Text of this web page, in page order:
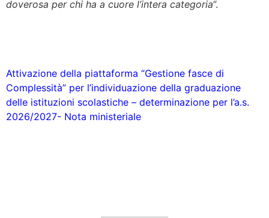
doverosa per chi ha a cuore l’intera categoria”.
Attivazione della piattaforma “Gestione fasce di
Complessità” per l’individuazione della graduazione
delle istituzioni scolastiche – determinazione per l’a.s.
2026/2027- Nota ministeriale